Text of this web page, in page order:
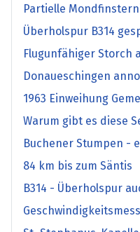
Partielle
Überholspur B314
Flugunfähiger Storch
Donaueschingen anno
1963 Einweihung
Warum gibt es diese
Buchener Stumpen -
84 km bis zum Säntis
B314 - Überholspur